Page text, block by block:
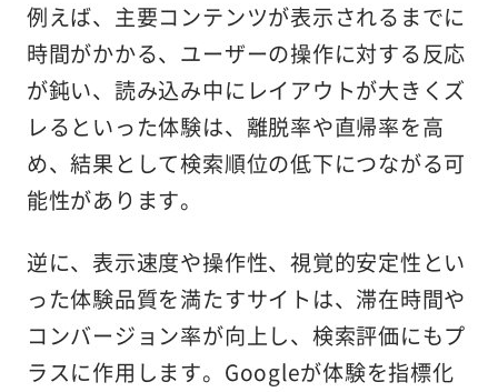
例えば、主要コンテンツが表示されるまでに
時間がかかる、ユーザーの操作に対する反応
が鈍い、読み込み中にレイアウトが大きくズ
レるといった体験は、離脱率や直帰率を高
め、結果として検索順位の低下につながる可
能性があります。
逆に、表示速度や操作性、視覚的安定性とい
った体験品質を満たすサイトは、滞在時間や
コンバージョン率が向上し、検索評価にもプ
ラスに作用します。Googleが体験を指標化